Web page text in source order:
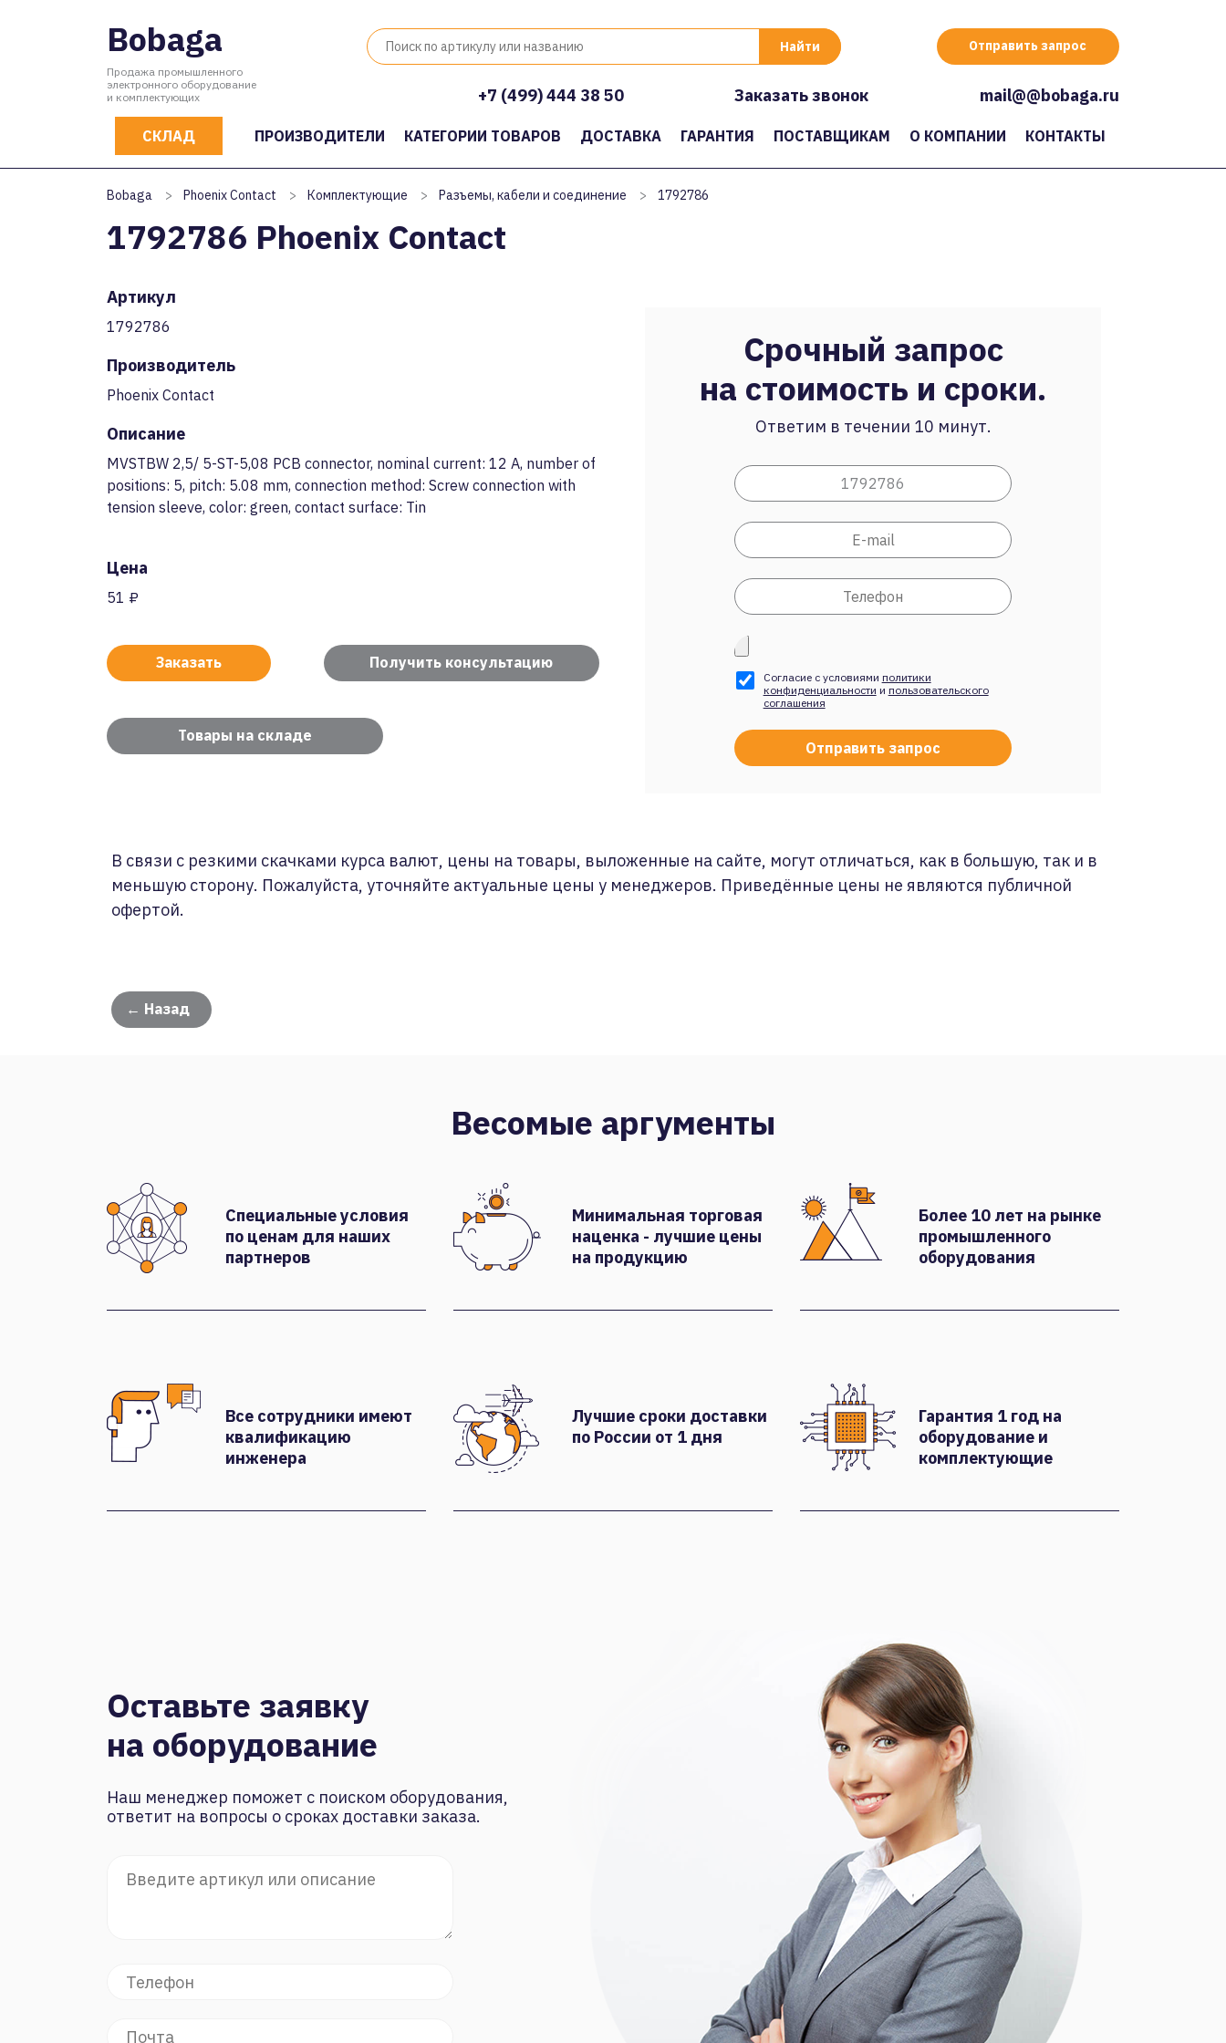
Bobaga
Продажа промышленного
электронного оборудование
и комплектующих
Отправить запрос
+7 (499) 444 38 50 Заказать звонок mail@@bobaga.ru
СКЛАД ПРОИЗВОДИТЕЛИ КАТЕГОРИИ ТОВАРОВ ДОСТАВКА ГАРАНТИЯ ПОСТАВЩИКАМ О КОМПАНИИ КОНТАКТЫ
Bobaga > Phoenix Contact > Комплектующие > Разъемы, кабели и соединение > 1792786
1792786 Phoenix Contact
Артикул
1792786
Производитель
Phoenix Contact
Описание
MVSTBW 2,5/ 5-ST-5,08 PCB connector, nominal current: 12 A, number of
positions: 5, pitch: 5.08 mm, connection method: Screw connection with
tension sleeve, color: green, contact surface: Tin
Цена
51 ₽
Заказать Получить консультацию
Товары на складе
Срочный запрос
на стоимость и сроки.
Ответим в течении 10 минут.
Согласие с условиями политики
конфиденциальности и пользовательского
соглашения
В связи с резкими скачками курса валют, цены на товары, выложенные на сайте, могут отличаться, как в большую, так и в
меньшую сторону. Пожалуйста, уточняйте актуальные цены у менеджеров. Приведённые цены не являются публичной
офертой.
← Назад
Весомые аргументы
Специальные условия
по ценам для наших
партнеров
Минимальная торговая
наценка - лучшие цены
на продукцию
Более 10 лет на рынке
промышленного
оборудования
Все сотрудники имеют
квалификацию
инженера
Лучшие сроки доставки
по России от 1 дня
Гарантия 1 год на
оборудование и
комплектующие
Оставьте заявку
на оборудование
Наш менеджер поможет с поиском оборудования,
ответит на вопросы о сроках доставки заказа.